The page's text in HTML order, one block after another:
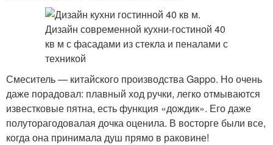
Смеситель — китайского производства Gappo. Но очень
даже порадовал: плавный ход ручки, легко отмываются
известковые пятна, есть функция «дождик». Его даже
полуторагодовалая дочка оценила. В восторге были все,
когда она принимала душ прямо в раковине!